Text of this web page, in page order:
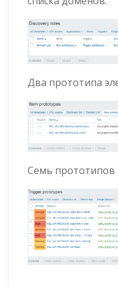
Два прототипа
Семь прототипов